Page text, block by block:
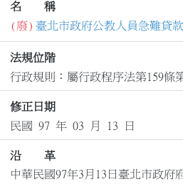
名 稱
(廢) 臺北市政府公教人員急難貸
法規位階
行政規則：屬行政程序法第159條
修正日期
民國 97 年 03 月 13 日
沿 革
中華民國97年3月13日臺北市政府